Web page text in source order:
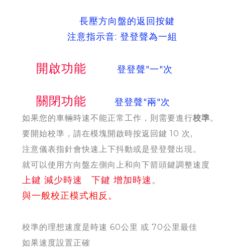
長壓方向盤的返回按鍵
注意指示音: 登登聲為一組
開啟功能 登登聲"一"次
關閉功能 登登聲"兩"次
如果您的車輛時速不能正常工作，則需要進行校準。
要開始校準，請在模塊開啟時按返回鍵 10 次,
注意儀表指針會快速上下抖動或是登登聲出現。
就可以使用方向盤左側向上和向下箭頭鍵調整速度
上鍵 減少時速 下鍵 增加時速。
與一般校正模式相反。
校準的理想速度是時速 60公里 或 70公里最佳
如果速度設置正確